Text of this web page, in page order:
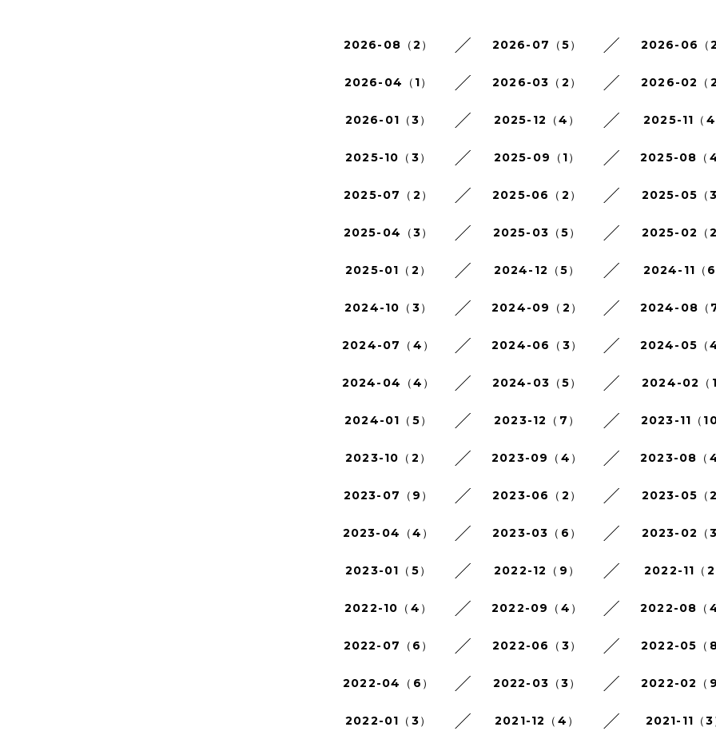
2026-08（2） 2026-07（5） 2026-06（2
2026-04（1） 2026-03（2） 2026-02（2
2026-01（3） 2025-12（4） 2025-11（4
2025-10（3） 2025-09（1） 2025-08（4
2025-07（2） 2025-06（2） 2025-05（3
2025-04（3） 2025-03（5） 2025-02（2
2025-01（2） 2024-12（5） 2024-11（6
2024-10（3） 2024-09（2） 2024-08（7
2024-07（4） 2024-06（3） 2024-05（4
2024-04（4） 2024-03（5） 2024-02（1
2024-01（5） 2023-12（7） 2023-11（10
2023-10（2） 2023-09（4） 2023-08（4
2023-07（9） 2023-06（2） 2023-05（2
2023-04（4） 2023-03（6） 2023-02（3
2023-01（5） 2022-12（9） 2022-11（2
2022-10（4） 2022-09（4） 2022-08（4
2022-07（6） 2022-06（3） 2022-05（8
2022-04（6） 2022-03（3） 2022-02（9
2022-01（3） 2021-12（4） 2021-11（3